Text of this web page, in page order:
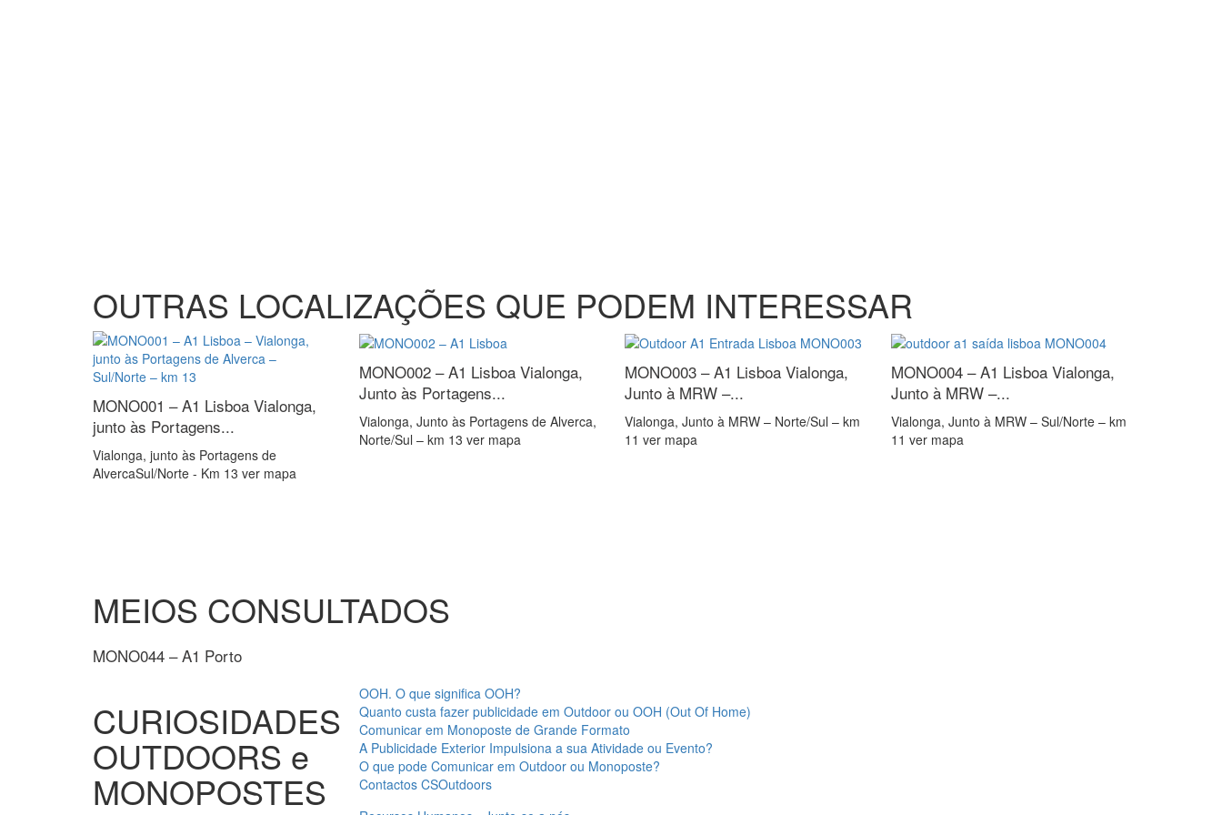
OUTRAS LOCALIZAÇÕES QUE PODEM INTERESSAR
MONO001 – A1 Lisboa Vialonga,
junto às Portagens...
Vialonga, junto às Portagens de
AlvercaSul/Norte - Km 13 ver mapa
MONO002 – A1 Lisboa Vialonga,
Junto às Portagens...
Vialonga, Junto às Portagens de Alverca,
Norte/Sul – km 13 ver mapa
MONO003 – A1 Lisboa Vialonga,
Junto à MRW –...
Vialonga, Junto à MRW – Norte/Sul – km
11 ver mapa
MONO004 – A1 Lisboa Vialonga,
Junto à MRW –...
Vialonga, Junto à MRW – Sul/Norte – km
11 ver mapa
MEIOS CONSULTADOS
MONO044 – A1 Porto
CURIOSIDADES
OUTDOORS e
MONOPOSTES
OOH. O que significa OOH?
Quanto custa fazer publicidade em Outdoor ou OOH (Out Of Home)
Comunicar em Monoposte de Grande Formato
A Publicidade Exterior Impulsiona a sua Atividade ou Evento?
O que pode Comunicar em Outdoor ou Monoposte?
Contactos CSOutdoors